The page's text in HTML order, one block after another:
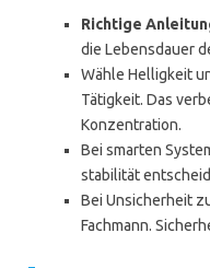
Richtige
die Lebensdauer
Wähle Helligkeit
Tätigkeit. Das
Konzentration.
Bei smarten
stabilität
Bei Unsicherheit
Fachmann.